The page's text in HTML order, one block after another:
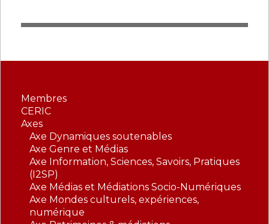
Membres
CERIC
Axes
Axe Dynamiques soutenables
Axe Genre et Médias
Axe Information, Sciences, Savoirs, Pratiques
(I2SP)
Axe Médias et Médiations Socio-Numériques
Axe Mondes culturels, expériences,
numérique